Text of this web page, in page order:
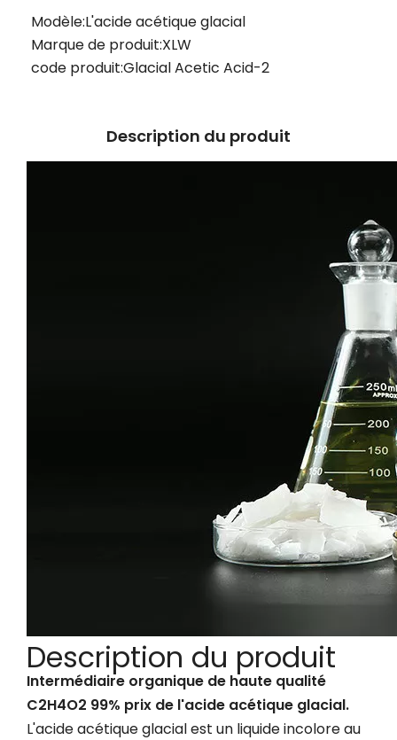
Modèle:L'acide acétique glacial
Marque de produit:XLW
code produit:Glacial Acetic Acid-2
Description du produit
Description du produit
Intermédiaire organique de haute qualité
C2H4O2 99% prix de l'acide acétique glacial.
L'acide acétique glacial est un liquide incolore au